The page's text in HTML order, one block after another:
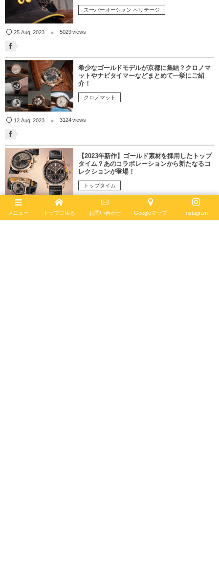
スーパーオーシャン ヘリテージ
25 Aug,2023 5029 views
希少なゴールドモデルが京都に集結？クロノマ
ットやナビタイマーなどまとめて一挙にご紹
介！
クロノマット
12 Aug,2023 3124 views
【2023年新作】ゴールド素材を採用したトップ
タイム？あのコラボレーションから新たなるコ
レクションが登場！
トップタイム
メニュー トップに戻る お問い合わせ Googleマップ Instagram